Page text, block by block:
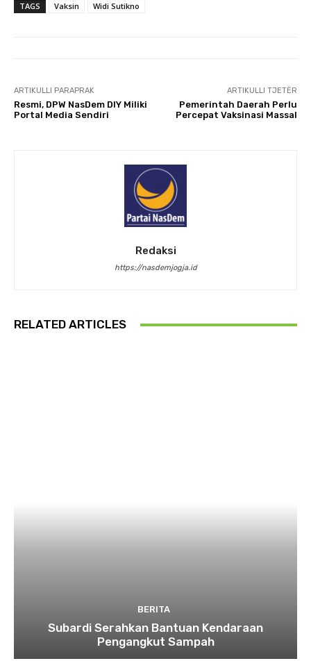
TAGS
Vaksin Widi Sutikno
ARTIKULLI PARAPRAK
Resmi, DPW NasDem DIY Miliki
Portal Media Sendiri
ARTIKULLI TJETËR
Pemerintah Daerah Perlu
Percepat Vaksinasi Massal
Redaksi
https://nasdemjogja.id
RELATED ARTICLES
BERITA
Subardi Serahkan Bantuan Kendaraan
Pengangkut Sampah